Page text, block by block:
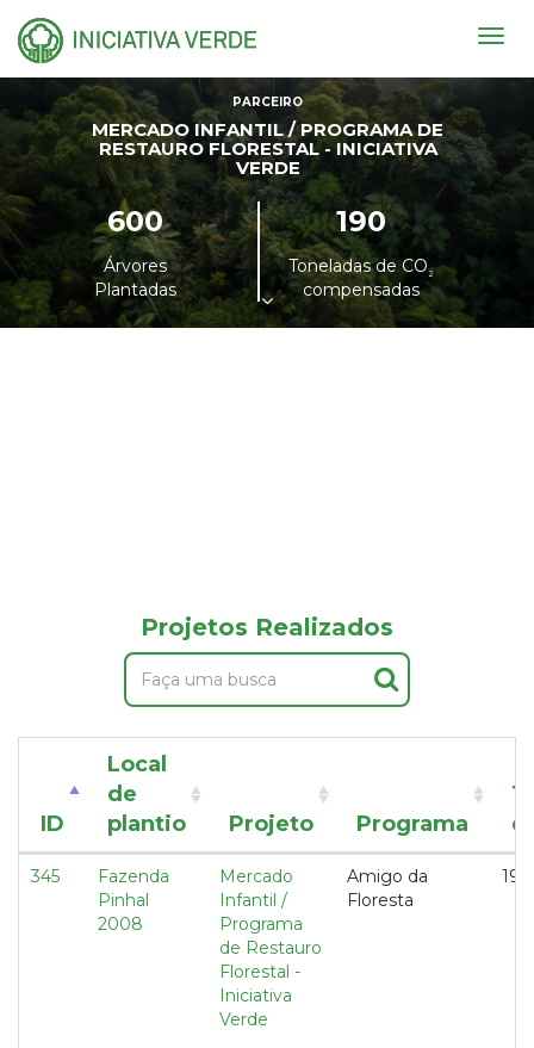
PARCEIRO
MERCADO INFANTIL / PROGRAMA DE
RESTAURO FLORESTAL - INICIATIVA
VERDE
600
Árvores
Plantadas
190
Toneladas de CO²
compensadas
Projetos Realizados
ID
Local
de
plantio
Projeto Programa
345
Fazenda
Pinhal
2008
Mercado
Infantil /
Programa
de Restauro
Florestal -
Iniciativa
Verde
Amigo da
Floresta